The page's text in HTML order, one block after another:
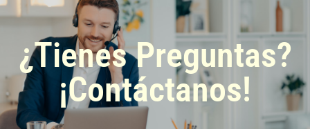
¿Tienes Preguntas?
¡Contáctanos!